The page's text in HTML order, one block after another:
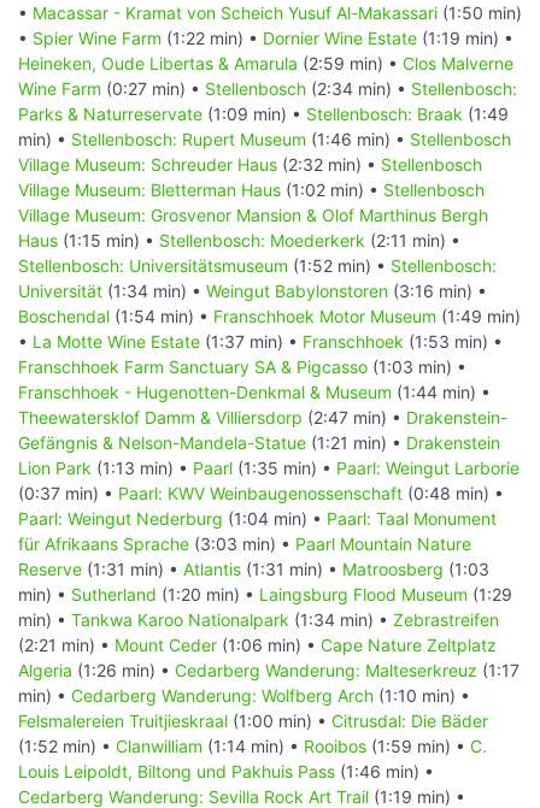
• Macassar - Kramat von Scheich Yusuf Al-Makassari (1:50 min)
• Spier Wine Farm (1:22 min) • Dornier Wine Estate (1:19 min) •
Heineken, Oude Libertas & Amarula (2:59 min) • Clos Malverne
Wine Farm (0:27 min) • Stellenbosch (2:34 min) • Stellenbosch:
Parks & Naturreservate (1:09 min) • Stellenbosch: Braak (1:49
min) • Stellenbosch: Rupert Museum (1:46 min) • Stellenbosch
Village Museum: Schreuder Haus (2:32 min) • Stellenbosch
Village Museum: Bletterman Haus (1:02 min) • Stellenbosch
Village Museum: Grosvenor Mansion & Olof Marthinus Bergh
Haus (1:15 min) • Stellenbosch: Moederkerk (2:11 min) •
Stellenbosch: Universitätsmuseum (1:52 min) • Stellenbosch:
Universität (1:34 min) • Weingut Babylonstoren (3:16 min) •
Boschendal (1:54 min) • Franschhoek Motor Museum (1:49 min)
• La Motte Wine Estate (1:37 min) • Franschhoek (1:53 min) •
Franschhoek Farm Sanctuary SA & Pigcasso (1:03 min) •
Franschhoek - Hugenotten-Denkmal & Museum (1:44 min) •
Theewatersklof Damm & Villiersdorp (2:47 min) • Drakenstein-
Gefängnis & Nelson-Mandela-Statue (1:21 min) • Drakenstein
Lion Park (1:13 min) • Paarl (1:35 min) • Paarl: Weingut Larborie
(0:37 min) • Paarl: KWV Weinbaugenossenschaft (0:48 min) •
Paarl: Weingut Nederburg (1:04 min) • Paarl: Taal Monument
für Afrikaans Sprache (3:03 min) • Paarl Mountain Nature
Reserve (1:31 min) • Atlantis (1:31 min) • Matroosberg (1:03
min) • Sutherland (1:20 min) • Laingsburg Flood Museum (1:29
min) • Tankwa Karoo Nationalpark (1:34 min) • Zebrastreifen
(2:21 min) • Mount Ceder (1:06 min) • Cape Nature Zeltplatz
Algeria (1:26 min) • Cedarberg Wanderung: Malteserkreuz (1:17
min) • Cedarberg Wanderung: Wolfberg Arch (1:10 min) •
Felsmalereien Truitjieskraal (1:00 min) • Citrusdal: Die Bäder
(1:52 min) • Clanwilliam (1:14 min) • Rooibos (1:59 min) • C.
Louis Leipoldt, Biltong und Pakhuis Pass (1:46 min) •
Cedarberg Wanderung: Sevilla Rock Art Trail (1:19 min) •